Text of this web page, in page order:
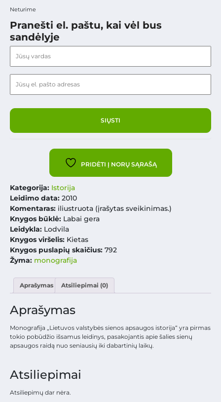
Neturime
Pranešti el. paštu, kai vėl bus
sandėlyje
PRIDĖTI Į NORŲ SĄRAŠĄ
Kategorija: Istorija
Leidimo data: 2010
Komentaras: iliustruota (įrašytas sveikinimas.)
Knygos būklė: Labai gera
Leidykla: Lodvila
Knygos viršelis: Kietas
Knygos puslapių skaičius: 792
Žyma: monografija
Aprašymas Atsiliepimai (0)
Aprašymas
Monografija „Lietuvos valstybės sienos apsaugos istorija“ yra pirmas
tokio pobūdžio išsamus leidinys, pasakojantis apie šalies sienų
apsaugos raidą nuo seniausių iki dabartinių laikų.
Atsiliepimai
Atsiliepimų dar nėra.